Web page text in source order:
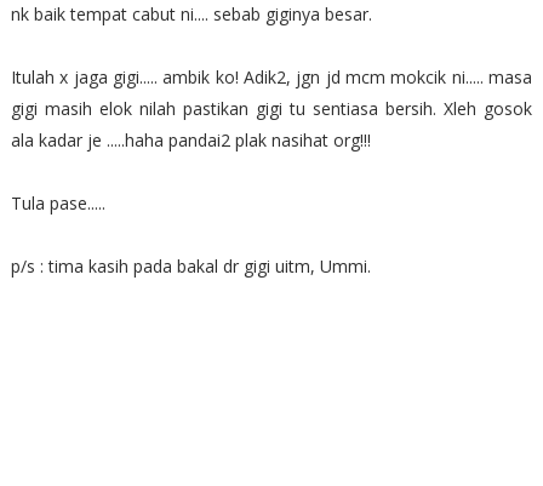
nk baik tempat cabut ni.... sebab giginya besar.
Itulah x jaga gigi..... ambik ko! Adik2, jgn jd mcm mokcik ni..... masa
gigi masih elok nilah pastikan gigi tu sentiasa bersih. Xleh gosok
ala kadar je .....haha pandai2 plak nasihat org!!!
Tula pase.....
p/s : tima kasih pada bakal dr gigi uitm, Ummi.